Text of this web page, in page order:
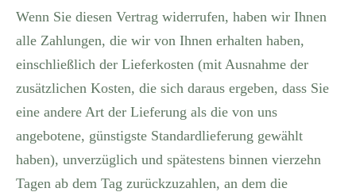
Wenn Sie diesen Vertrag widerrufen, haben wir Ihnen
alle Zahlungen, die wir von Ihnen erhalten haben,
einschließlich der Lieferkosten (mit Ausnahme der
zusätzlichen Kosten, die sich daraus ergeben, dass Sie
eine andere Art der Lieferung als die von uns
angebotene, günstigste Standardlieferung gewählt
haben), unverzüglich und spätestens binnen vierzehn
Tagen ab dem Tag zurückzuzahlen, an dem die